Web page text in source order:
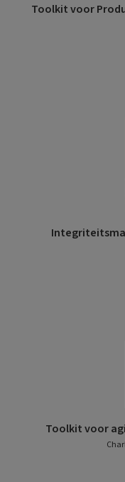
Toolkit voor
Toolkit voor